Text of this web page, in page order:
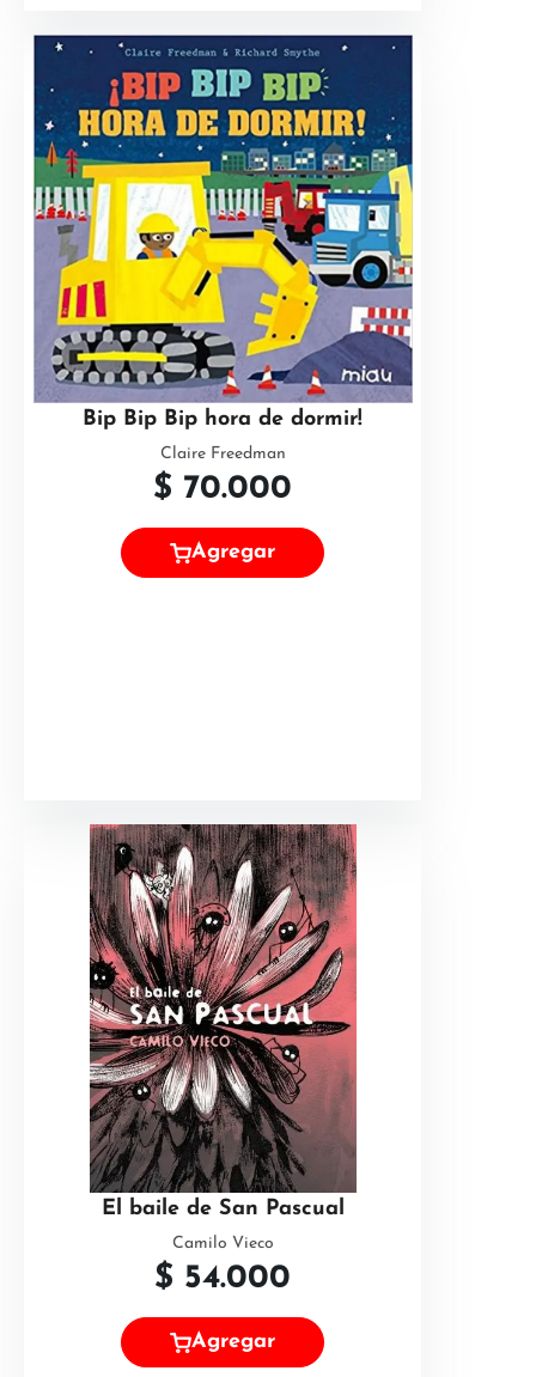
Bip Bip Bip hora de dormir!
Claire Freedman
$ 70.000
Agregar
El baile de San Pascual
Camilo Vieco
$ 54.000
Agregar